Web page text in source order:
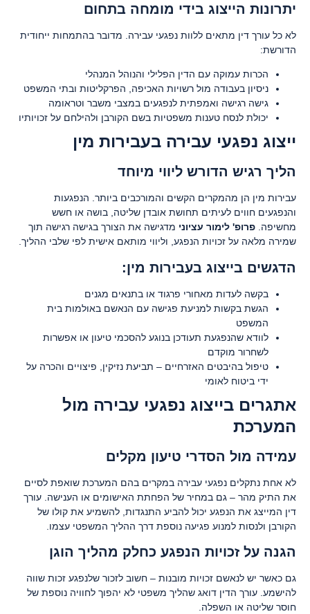
יתרונות הייצוג בידי מומחה בתחום
לא כל עורך דין מתאים ללוות נפגעי עבירה. מדובר בהתמחות ייחודית
הדורשת:
הכרות עמוקה עם הדין הפלילי והנוהל המנהלי
ניסיון בעבודה מול רשויות האכיפה, הפרקליטות ובתי המשפט
גישה רגישה ואמפתית לנפגעים במצבי משבר וטראומה
יכולת לנסח טענות משפטיות בשם הקורבן ולהילחם על זכויותיו
ייצוג נפגעי עבירה בעבירות מין
הליך רגיש הדורש ליווי מיוחד
עבירות מין הן מהמקרים הקשים והמורכבים ביותר. הנפגעות
והנפגעים חווים לעיתים תחושת אובדן שליטה, בושה או חשש
מחשיפה. פרופ' לימור עציוני מדגישה את הצורך בגישה רגישה תוך
שמירה מלאה על זכויות הנפגע, וליווי מותאם אישית לפי שלבי ההליך.
הדגשים בייצוג בעבירות מין:
בקשה לעדות מאחורי פרגוד או בתנאים מגנים
הגשת בקשות למניעת פגישה עם הנאשם באולמות בית
המשפט
לוודא שהנפגעת תעודכן בנוגע להסכמי טיעון או אפשרות
לשחרור מוקדם
טיפול בהיבטים האזרחיים – תביעת נזיקין, פיצויים והכרה על
ידי ביטוח לאומי
אתגרים בייצוג נפגעי עבירה מול
המערכת
עמידה מול הסדרי טיעון מקלים
לא אחת נתקלים נפגעי עבירה במקרים בהם המערכת שואפת לסיים
את התיק מהר – גם במחיר של הפחתת האישומים או הענישה. עורך
דין המייצג את הנפגע יכול להביע התנגדות, להשמיע את קולו של
הקורבן ולנסות למנוע פגיעה נוספת דרך ההליך המשפטי עצמו.
הגנה על זכויות הנפגע כחלק מהליך הוגן
גם כאשר יש לנאשם זכויות מובנות – חשוב לזכור שלנפגע זכות שווה
להישמע. עורך הדין דואג שהליך משפטי לא יהפוך לחוויה נוספת של
חוסר שליטה או השפלה.